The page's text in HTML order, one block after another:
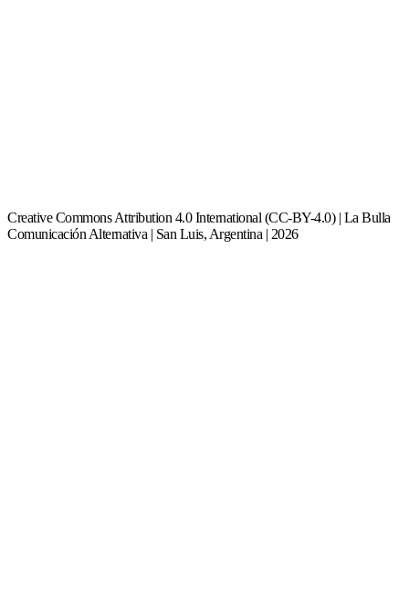
Creative Commons Attribution 4.0 International (CC-BY-4.0) | La Bulla
Comunicación Alternativa | San Luis, Argentina | 2026